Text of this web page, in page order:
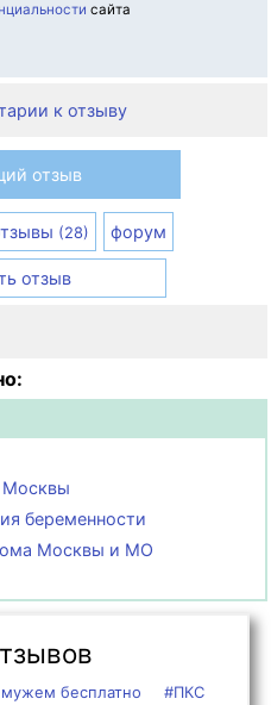
сайта
к отзыву
отзыв
(28) форум
отзыв
Москвы
беременности
Москвы и МО
бесплатно
#ПКС